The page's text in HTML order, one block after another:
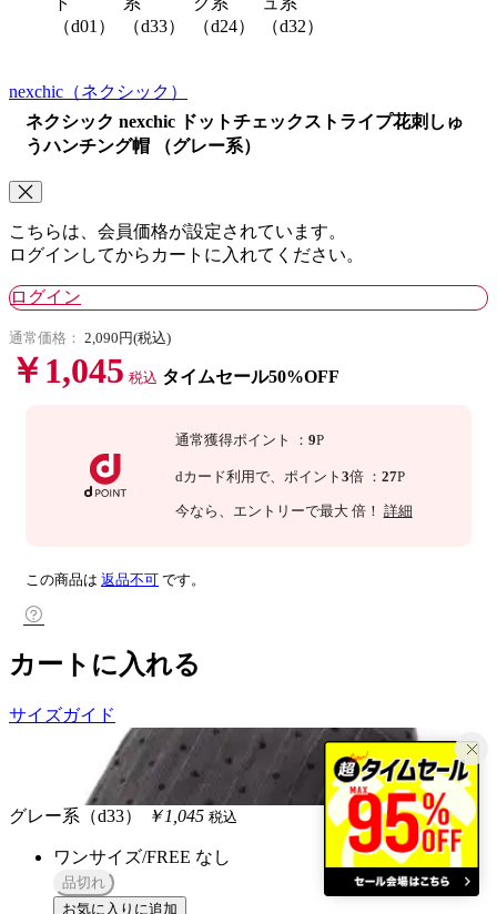
（d01）
（d33）
（d24）
（d32）
nexchic （ネクシック）
ネクシック nexchic ドットチェックストライプ花刺しゅ
うハンチング帽 （グレー系）
こちらは、会員価格が設定されています。
ログインしてからカートに入れてください。
ログイン
通常価格： 2,090円(税込)
￥1,045 税込 タイムセール50%OFF
通常獲得ポイント ： 9P
dカード利用で、 ポイント 3倍 ： 27P
今なら 、エントリーで最大 倍！ 詳細
この商品は 返品不可 です。
カートに入れる
サイズガイド
グレー系（d33） ￥1,045 税込
ワンサイズ/FREE なし
品切れ
お気に入りに追加